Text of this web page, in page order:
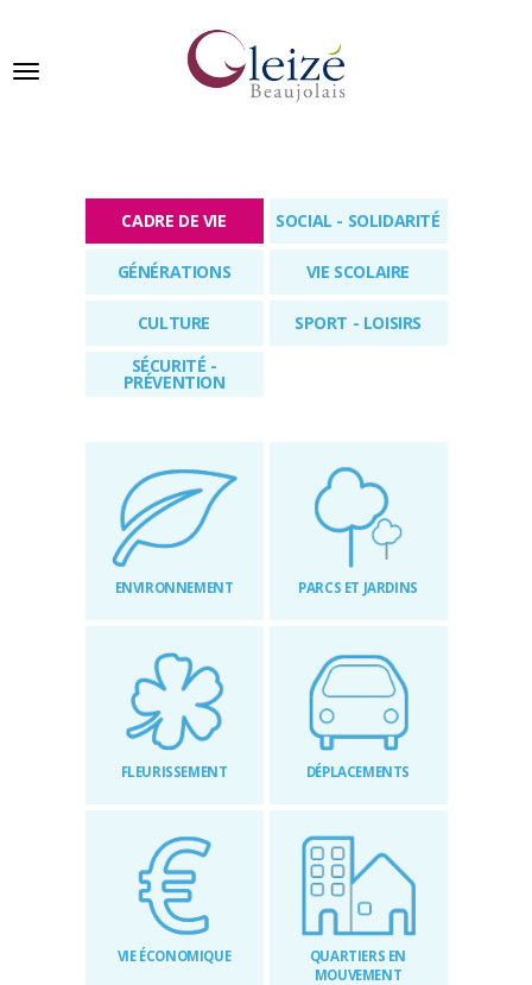
Ville de Gleizé en beaujolais
PUBLICATIONS
RÉGLEMENTAIRES
CADRE DE VIE SOCIAL - SOLIDARITÉ
GÉNÉRATIONS VIE SCOLAIRE
CULTURE
SPORT - LOISIRS
SÉCURITÉ -
PRÉVENTION
ENVIRONNEMENT PARCS ET JARDINS
FLEURISSEMENT DÉPLACEMENTS
VIE ÉCONOMIQUE
QUARTIERS EN
MOUVEMENT